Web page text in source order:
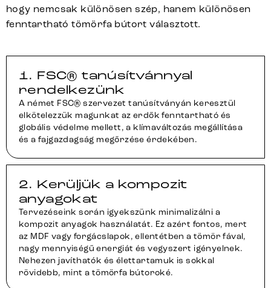
hogy nemcsak különösen szép, hanem különösen
fenntartható tömörfa bútort választott.
1. FSC® tanúsítvánnyal
rendelkezünk
A német FSC® szervezet tanúsítványán keresztül
elkötelezzük magunkat az erdők fenntartható és
globális védelme mellett, a klímaváltozás megállítása
és a fajgazdagság megőrzése érdekében.
2. Kerüljük a kompozit
anyagokat
Tervezéseink során igyekszünk minimalizálni a
kompozit anyagok használatát. Ez azért fontos, mert
az MDF vagy forgácslapok, ellentétben a tömör fával,
nagy mennyiségű energiát és vegyszert igényelnek.
Nehezen javíthatók és élettartamuk is sokkal
rövidebb, mint a tömörfa bútoroké.